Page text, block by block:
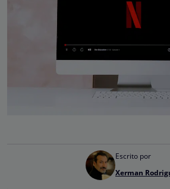
Escrito por
Xerman